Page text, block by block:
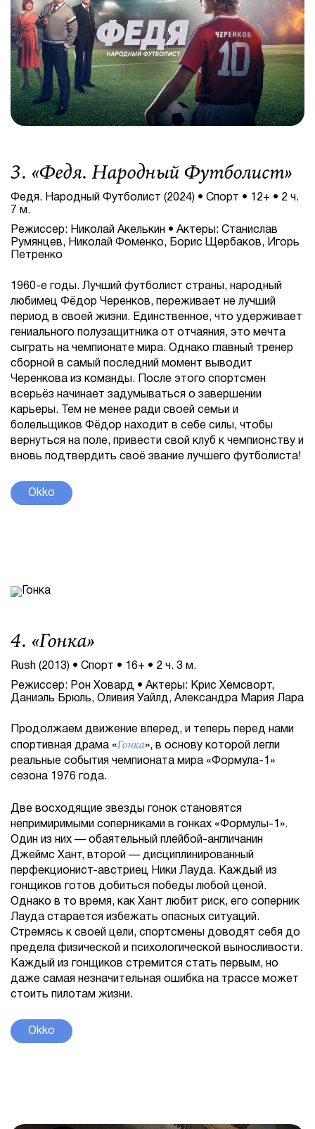
3. «Федя. Народный Футболист»
Федя. Народный Футболист (2024) • Спорт • 12+ • 2 ч.
7 м.
Режиссер: Николай Акелькин • Актеры: Станислав
Румянцев, Николай Фоменко, Борис Щербаков, Игорь
Петренко
1960-е годы. Лучший футболист страны, народный
любимец Фёдор Черенков, переживает не лучший
период в своей жизни. Единственное, что удерживает
гениального полузащитника от отчаяния, это мечта
сыграть на чемпионате мира. Однако главный тренер
сборной в самый последний момент выводит
Черенкова из команды. После этого спортсмен
всерьёз начинает задумываться о завершении
карьеры. Тем не менее ради своей семьи и
болельщиков Фёдор находит в себе силы, чтобы
вернуться на поле, привести свой клуб к чемпионству и
вновь подтвердить своё звание лучшего футболиста!
Okko
4. «Гонка»
Rush (2013) • Спорт • 16+ • 2 ч. 3 м.
Режиссер: Рон Ховард • Актеры: Крис Хемсворт,
Даниэль Брюль, Оливия Уайлд, Александра Мария Лара
Продолжаем движение вперед, и теперь перед нами
спортивная драма «Гонка», в основу которой легли
реальные события чемпионата мира «Формула-1»
сезона 1976 года.
Две восходящие звезды гонок становятся
непримиримыми соперниками в гонках «Формулы-1».
Один из них — обаятельный плейбой-англичанин
Джеймс Хант, второй — дисциплинированный
перфекционист-австриец Ники Лауда. Каждый из
гонщиков готов добиться победы любой ценой.
Однако в то время, как Хант любит риск, его соперник
Лауда старается избежать опасных ситуаций.
Стремясь к своей цели, спортсмены доводят себя до
предела физической и психологической выносливости.
Каждый из гонщиков стремится стать первым, но
даже самая незначительная ошибка на трассе может
стоить пилотам жизни.
Okko